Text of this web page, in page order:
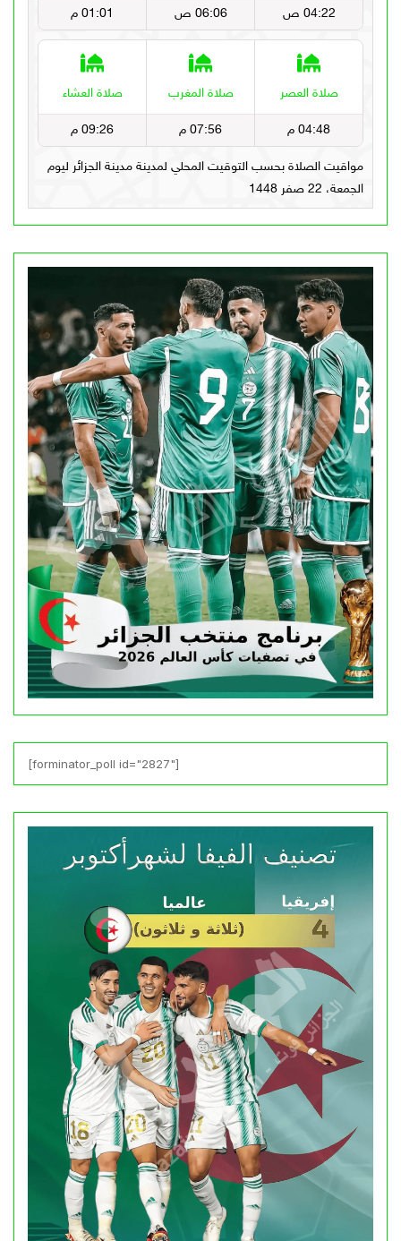
[forminator_poll id="2827"]